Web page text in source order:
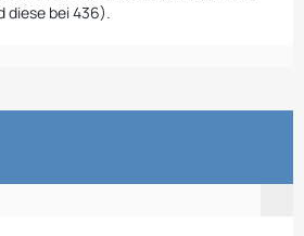
diese bei 436).